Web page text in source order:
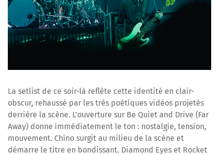
La setlist de ce soir-là reflète cette identité en clair-
obscur, rehaussé par les très poétiques vidéos projetés
derrière la scène. L’ouverture sur Be Quiet and Drive (Far
Away) donne immédiatement le ton : nostalgie, tension,
mouvement. Chino surgit au milieu de la scène et
démarre le titre en bondissant. Diamond Eyes et Rocket